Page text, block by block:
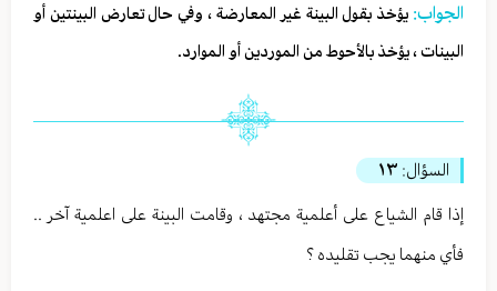
الجواب: يؤخذ بقول البينة غير المعارضة ، وفي حال تعارض البينتين أو
البينات ، يؤخذ بالأحوط من الموردين أو الموارد.
السؤال: ١٣
إذا قام الشياع على أعلمية مجتهد ، وقامت البينة على اعلمية آخر ..
فأي منهما يجب تقليده ؟